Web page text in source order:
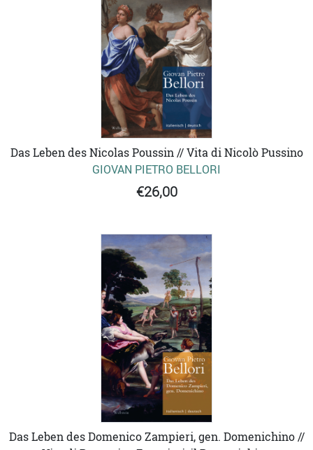
Das Leben des Nicolas Poussin // Vita di Nicolò Pussino
GIOVAN PIETRO BELLORI
€26,00
Das Leben des Domenico Zampieri, gen. Domenichino //